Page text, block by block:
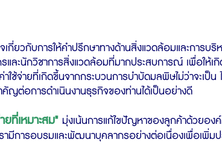
ยวกับการให้คำปรึกษาทางด้านสิ่งแวดล้อมและการบ
ะนักวิชาการสิ่งแวดล้อมที่มากประสบการณ์ เพื่อให้เกิ
ช้จ่ายที่เกิดขึ้นจากกระบวนการบำบัดมลพิษไม่ว่าจะเป็
ญต่อการดำเนินงานธุรกิจของท่านได้เป็นอย่างดี
ที่เหมาะสม" มุ่งเน้นการแก้ไขปัญหาของลูกค้าด้วยอง
มีการอบรมและพัฒนาบุคลากรอย่างต่อเนื่องเพื่อเพิ่มป